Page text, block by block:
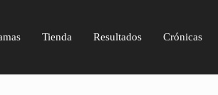
Tienda Resultados Crónicas